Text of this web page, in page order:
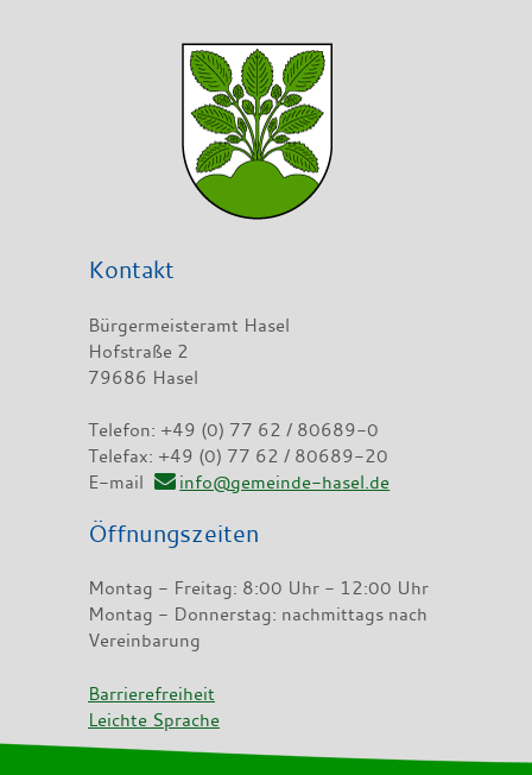
Kontakt
Bürgermeisteramt Hasel
Hofstraße 2
79686 Hasel
Telefon: +49 (0) 77 62 / 80689-0
Telefax: +49 (0) 77 62 / 80689-20
E-mail
info@gemeinde-hasel.de
Öffnungszeiten
Montag - Freitag: 8:00 Uhr - 12:00 Uhr
Montag - Donnerstag: nachmittags nach
Vereinbarung
Barrierefreiheit
Leichte Sprache